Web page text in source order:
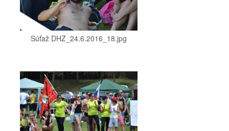
Súťaž DHZ_24.6.2016_18.jpg